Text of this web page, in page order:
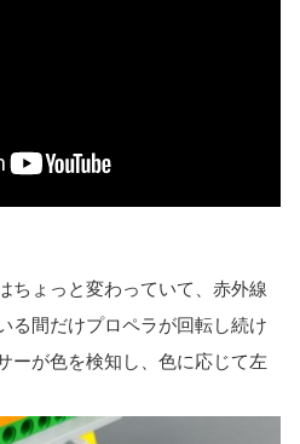
ちょっと変わっていて、赤外線
る間だけプロペラが回転し続け
ーが色を検知し、色に応じて左